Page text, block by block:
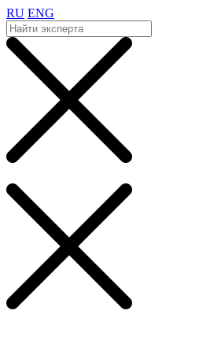
RU ENG